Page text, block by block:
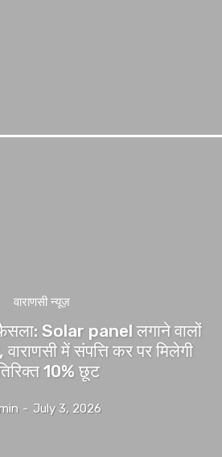
वाराणसी न्यूज़
Solar panel लगाने वालों
वाराणसी में संपत्ति कर पर मिलेगी
10% छूट
- July 3, 2026